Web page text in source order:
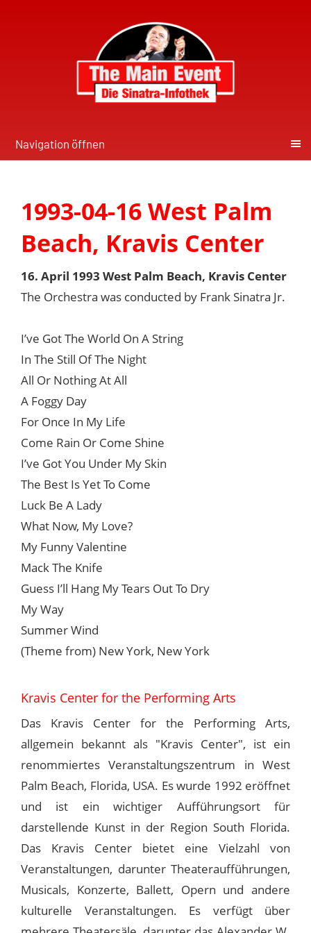
Navigation öffnen
1993-04-16 West Palm
Beach, Kravis Center
16. April 1993 West Palm Beach, Kravis Center
The Orchestra was conducted by Frank Sinatra Jr.
I’ve Got The World On A String
In The Still Of The Night
All Or Nothing At All
A Foggy Day
For Once In My Life
Come Rain Or Come Shine
I’ve Got You Under My Skin
The Best Is Yet To Come
Luck Be A Lady
What Now, My Love?
My Funny Valentine
Mack The Knife
Guess I’ll Hang My Tears Out To Dry
My Way
Summer Wind
(Theme from) New York, New York
Kravis Center for the Performing Arts
Das Kravis Center for the Performing Arts,
allgemein bekannt als "Kravis Center", ist ein
renommiertes Veranstaltungszentrum in West
Palm Beach, Florida, USA. Es wurde 1992 eröffnet
und ist ein wichtiger Aufführungsort für
darstellende Kunst in der Region South Florida.
Das Kravis Center bietet eine Vielzahl von
Veranstaltungen, darunter Theateraufführungen,
Musicals, Konzerte, Ballett, Opern und andere
kulturelle Veranstaltungen. Es verfügt über